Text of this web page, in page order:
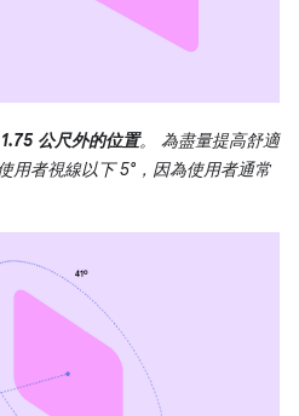
公尺外的位置。 為盡量提高舒適
用者視線以下 5°，因為使用者通常